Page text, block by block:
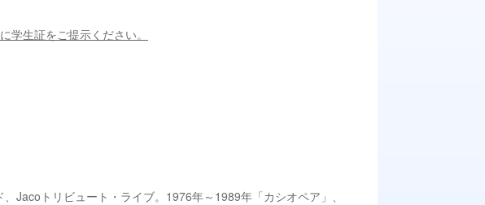
学生証をご提示ください。
Jacoトリビュート・ライブ。1976年～1989年「カシオペア」、